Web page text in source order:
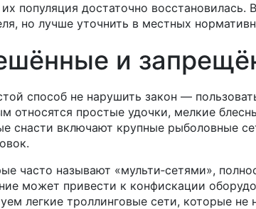
популяция достаточно
но лучше уточнить в местных
и
способ не нарушить закон —
относятся простые удочки, мелкие
снасти включают крупные рыболовные
часто называют «мульти‑сетями»,
может привести к конфискации
легкие троллинговые сети, которые